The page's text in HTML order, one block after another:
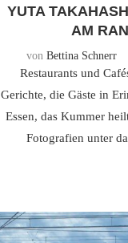
YUTA
AM
von Bettina Schnerr
Restaurants und
Gerichte, die Gäste in
Essen, das Kummer
Fotografien unter